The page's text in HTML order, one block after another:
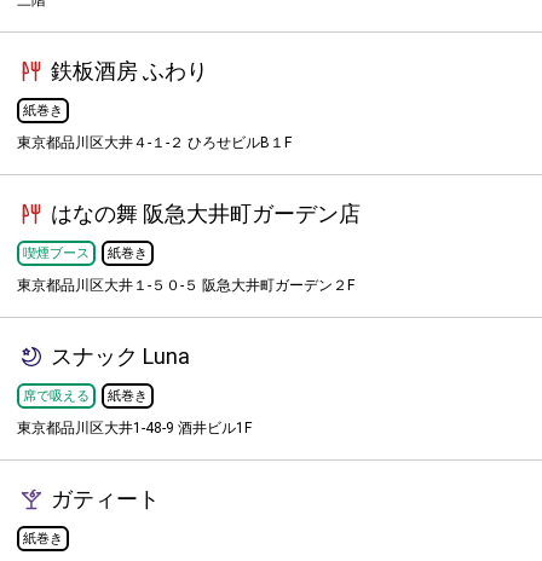
鉄板酒房 ふわり
紙巻き
東京都品川区大井４-１-２ ひろせビルB１F
はなの舞 阪急大井町ガーデン店
喫煙ブース 紙巻き
東京都品川区大井１-５０-５ 阪急大井町ガーデン２F
スナック Luna
席で吸える 紙巻き
東京都品川区大井1-48-9 酒井ビル1F
ガティート
紙巻き